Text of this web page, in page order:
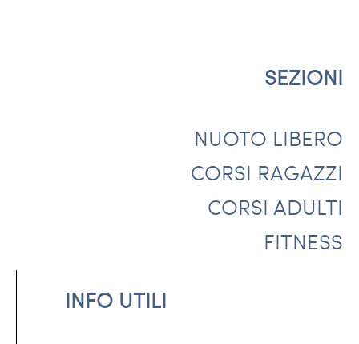
SEZIONI
NUOTO LIBERO
CORSI RAGAZZI
CORSI ADULTI
FITNESS
INFO UTILI